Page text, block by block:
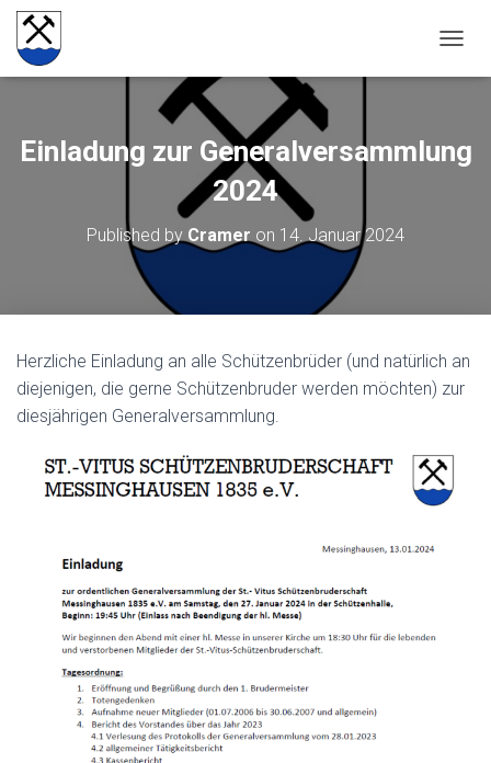
Einladung zur Generalversammlung
2024
Published by Cramer on 14. Januar 2024
Herzliche Einladung an alle Schützenbrüder (und natürlich an
diejenigen, die gerne Schützenbruder werden möchten) zur
diesjährigen Generalversammlung.